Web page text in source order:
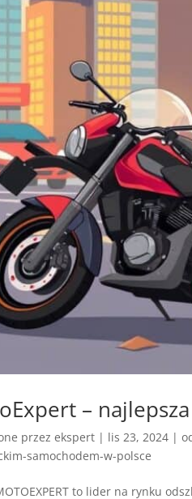
–
przezekspert | lis 23, 2024 |
samochodem-w-polsce
to lider na rynku